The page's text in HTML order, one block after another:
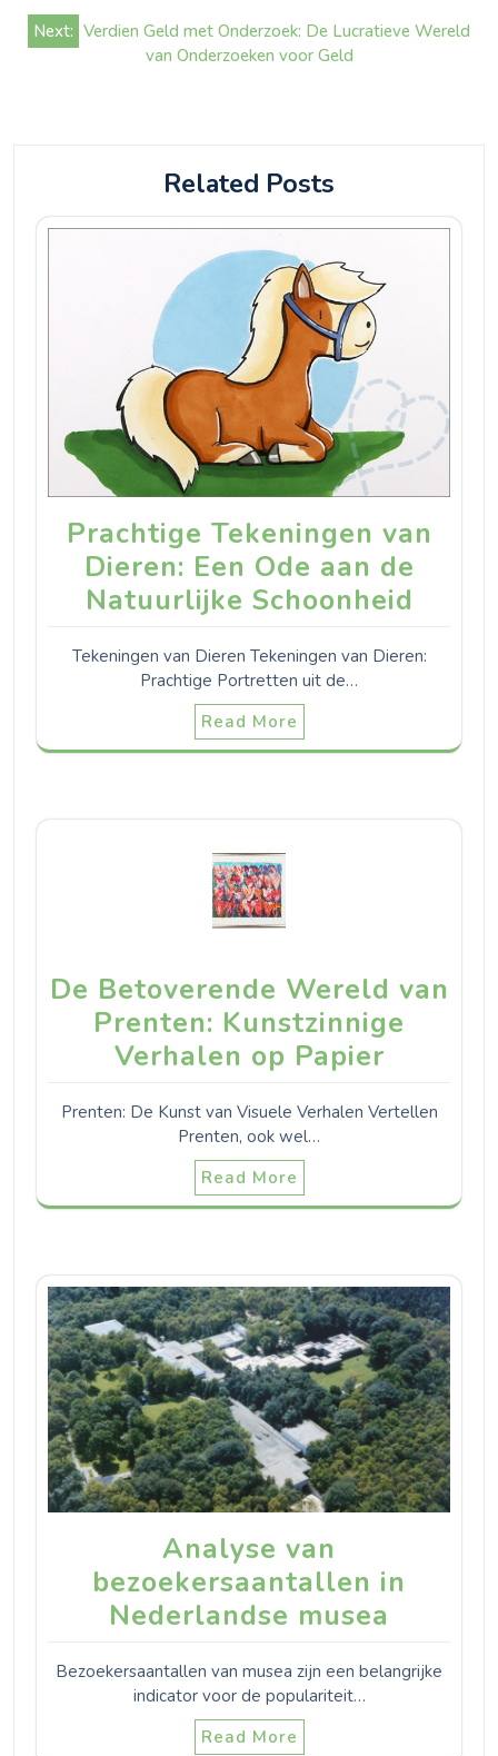
Next: Verdien Geld met Onderzoek: De Lucratieve Wereld
van Onderzoeken voor Geld
Related Posts
Prachtige Tekeningen van
Dieren: Een Ode aan de
Natuurlijke Schoonheid
Tekeningen van Dieren Tekeningen van Dieren:
Prachtige Portretten uit de…
Read More
De Betoverende Wereld van
Prenten: Kunstzinnige
Verhalen op Papier
Prenten: De Kunst van Visuele Verhalen Vertellen
Prenten, ook wel…
Read More
Analyse van
bezoekersaantallen in
Nederlandse musea
Bezoekersaantallen van musea zijn een belangrijke
indicator voor de populariteit…
Read More